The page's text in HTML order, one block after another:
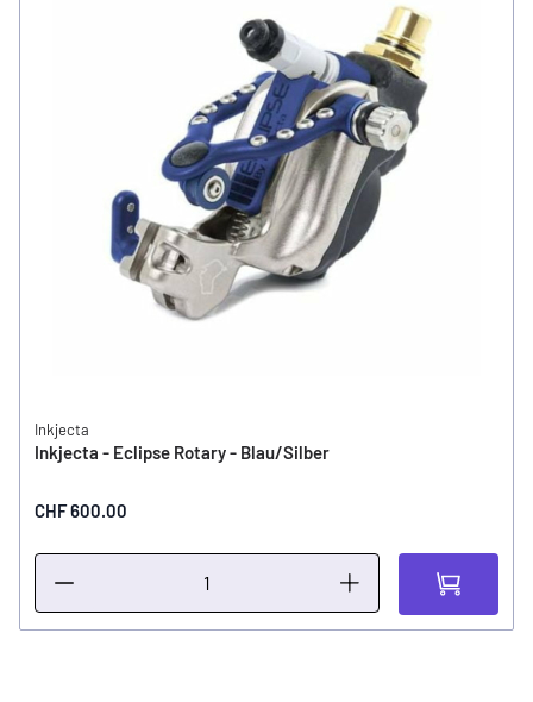
Inkjecta
Inkjecta - Eclipse Rotary - Blau/Silber
CHF 600.00